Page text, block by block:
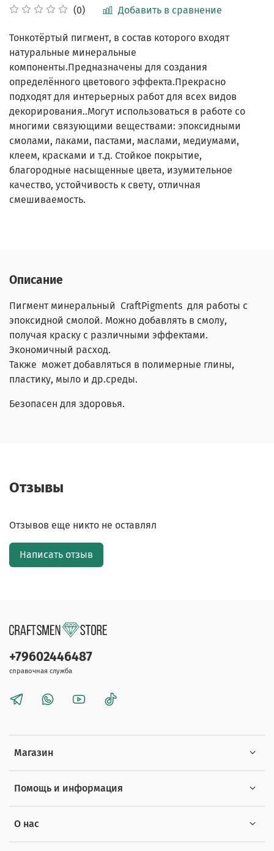
(0) Добавить в сравнение
Тонкотёртый пигмент, в состав которого входят
натуральные минеральные
компоненты.Предназначены для создания
определённого цветового эффекта.Прекрасно
подходят для интерьерных работ для всех видов
декорирования..Могут использоваться в работе со
многими связующими веществами: эпоксидными
смолами, лаками, пастами, маслами, медиумами,
клеем, красками и т.д. Стойкое покрытие,
благородные насыщенные цвета, изумительное
качество, устойчивость к свету, отличная
смешиваемость.
Описание
Пигмент минеральный CraftPigments для работы с
эпоксидной смолой. Можно добавлять в смолу,
получая краску с различными эффектами.
Экономичный расход.
Также может добавляться в полимерные глины,
пластику, мыло и др.среды.
Безопасен для здоровья.
Отзывы
Отзывов еще никто не оставлял
Написать отзыв
Магазин
Помощь и информация
О нас
+79602446487
справочная служба